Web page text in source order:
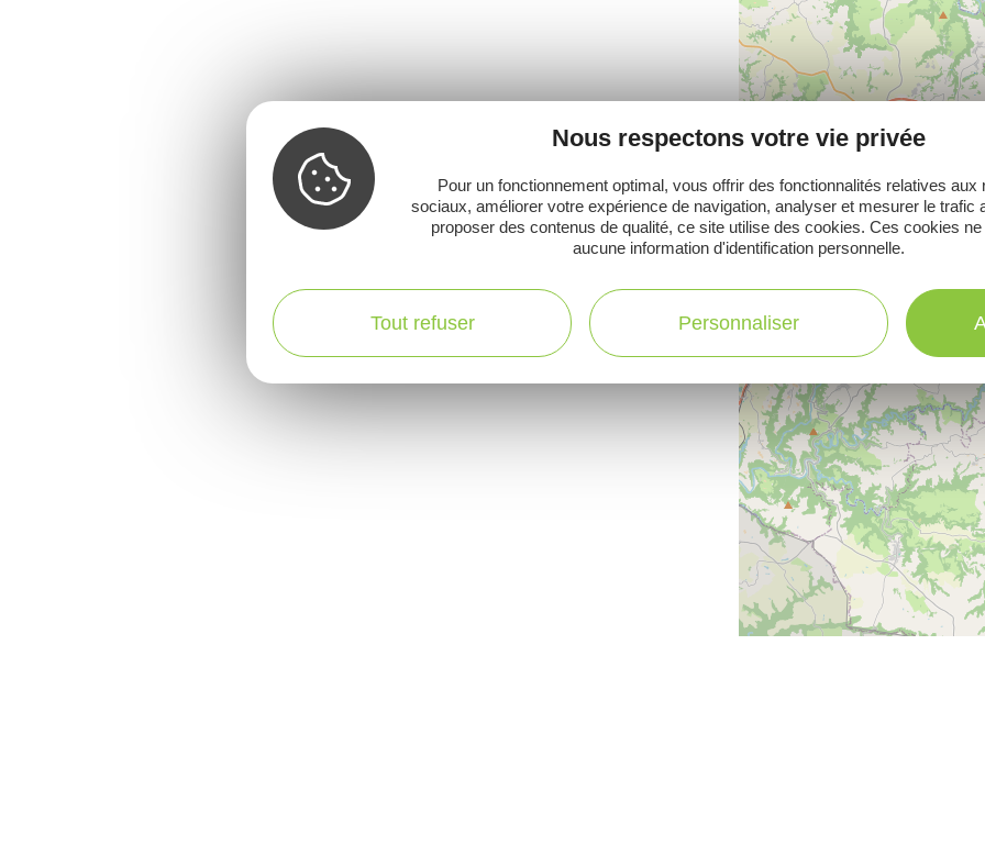
Nous respectons votre vie privée
Pour un fonctionnement optimal, vous offrir des fonctionnalités relatives aux
sociaux, améliorer votre expérience de navigation, analyser et mesurer le trafic
proposer des contenus de qualité, ce site utilise des cookies. Ces cookies
aucune information d'identification personnelle.
Tout refuser Personnaliser